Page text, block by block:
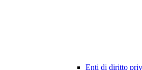
Enti di diritto